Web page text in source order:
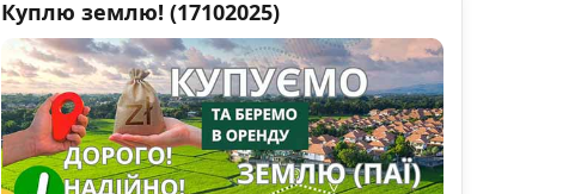
Куплю землю! (17102025)